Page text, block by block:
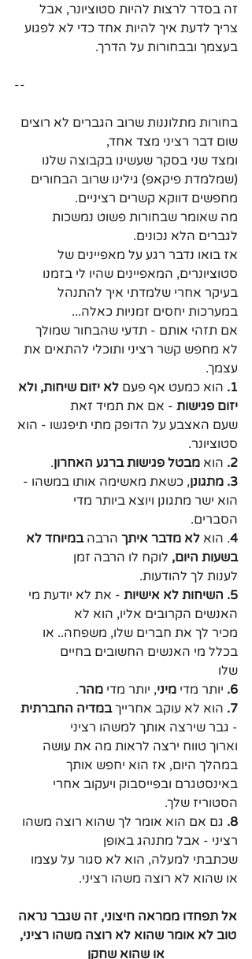
זה בסדר לרצות להיות סטוציונר, אבל
צריך לדעת איך להיות אחד כדי לא לפגוע
בעצמך ובבחורות על הדרך.
--
בחורות מתלוננות שרוב הגברים לא רוצים
שום דבר רציני מצד אחד,
ומצד שני בסקר שעשינו בקבוצה שלנו
(שמלמדת פיקאפ) גילינו שרוב הבחורים
מחפשים דווקא קשרים רציניים.
מה שאומר שבחורות פשוט נמשכות
לגברים הלא נכונים.
אז בואו נדבר רגע על מאפיינים של
סטוציונרים, המאפיינים שהיו לי בזמנו
בעיקר אחרי שלמדתי איך להתנהל
במערכות יחסים זמניות כאלה...
אם תזהי אותם - תדעי שהבחור שמולך
לא מחפש קשר רציני ותוכלי להתאים את
עצמך.
1. הוא כמעט אף פעם לא יזום שיחות, ולא
יזום פגישות - אם את תמיד זאת
שעם האצבע על הדופק מתי תיפגשו - הוא
סטוציונר.
2. הוא מבטל פגישות ברגע האחרון.
3. מתגונן
, כשאת מאשימה אותו במשהו -
הוא ישר מתגונן ויוצא ביותר מדי
הסברים.
4. הוא לא מדבר איתך הרבה במיוחד לא
בשעות היום, לוקח לו הרבה זמן
לענות לך להודעות.
5. השיחות לא אישיות
- את לא יודעת מי
האנשים הקרובים אליו, הוא לא
מכיר לך את חברים שלו, משפחה.. או
בכלל מי האנשים החשובים בחיים
שלו
6. יותר מדי מיני, יותר מדי מהר.
7. הוא לא עוקב אחרייך במדיה החברתית
- גבר שירצה אותך למשהו רציני
וארוך טווח ירצה לראות מה את עושה
במהלך היום, אז הוא יחפש אותך
באינסטגרם ובפייסבוק ויעקוב אחרי
הסטוריז שלך.
8. גם אם הוא אומר לך שהוא רוצה משהו
רציני - אבל מתנהג באופן
שכתבתי למעלה, הוא לא סגור על עצמו
או שהוא לא רוצה משהו רציני.
אל תפחדו ממראה חיצוני, זה שגבר נראה
טוב לא אומר שהוא לא רוצה משהו רציני,
או שהוא שחקן